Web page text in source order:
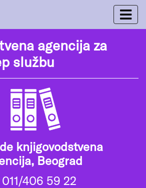
agencija za
službu
knjigovodstvena
Beograd
011/406 59 22